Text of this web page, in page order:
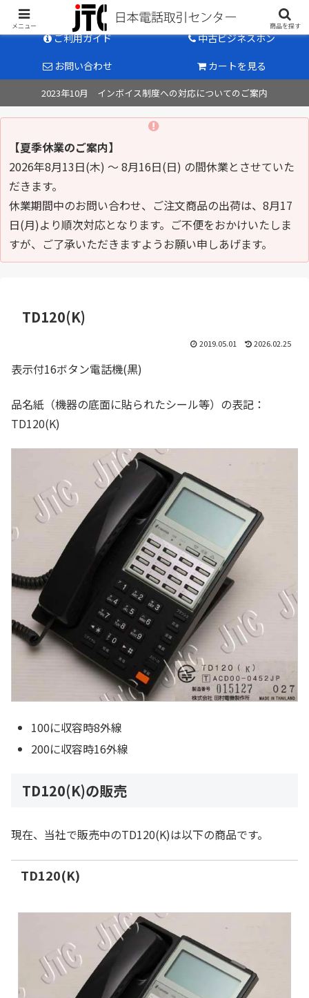
中古ビジネスホン販売のパイオニア
ご利用ガイド
中古ビジネスホン
お問い合わせ
カートを見る
2023年10月 インボイス制度への対応についてのご案内
【夏季休業のご案内】
2026年8月13日(木) ～ 8月16日(日) の間休業とさせていた
だきます。
休業期間中のお問い合わせ、ご注文商品の出荷は、8月17
日(月)より順次対応となります。ご不便をおかけいたしま
すが、ご了承いただきますようお願い申しあげます。
TD120(K)
2019.05.01 2026.02.25
表示付16ボタン電話機(黒)
品名紙（機器の底面に貼られたシール等）の表記：
TD120(K)
100に収容時8外線
200に収容時16外線
TD120(K)の販売
現在、当社で販売中のTD120(K)は以下の商品です。
TD120(K)
メニュー 商品を探す